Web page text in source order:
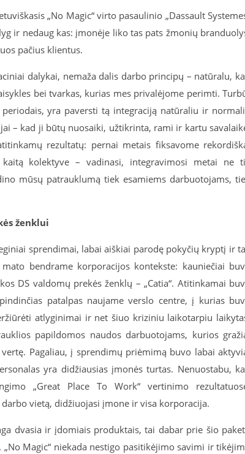
„No Magic“ virto pasaulinio „Dassault
ir nedaug kas: įmonėje liko tas pats žmonių
pačius klientus.
dalykai, nemaža dalis darbo principų – natūralu,
bei tvarkas, kurias mes privalėjome perimti.
yra paversti tą integraciją natūraliu ir
– kad ji būtų nuosaiki, užtikrinta, rami ir kartu
rezultatų: pernai metais fiksavome
kolektyve – vadinasi, integravimosi metai ne
mūsų patrauklumą tiek esamiems darbuotojams,
ženklui
sprendimai, labai aiškiai parodę pokyčių kryptį ir
bendrame korporacijos kontekste: kauniečiai
DS valdomų prekės ženklų – „Catia“. Atitinkamai
patalpas naujame verslo centre, į kurias
atlyginimai ir net šiuo kriziniu laikotarpiu
papildomos naudos darbuotojams, kurios
Pagaliau, į sprendimų priėmimą buvo labai
yra didžiausias įmonės turtas. Nenuostabu,
„Great Place To Work“ vertinimo
vietą, didžiuojasi įmone ir visa korporacija.
dvasia ir įdomiais produktais, tai dabar prie šio
Magic“ niekada nestigo pasitikėjimo savimi ir